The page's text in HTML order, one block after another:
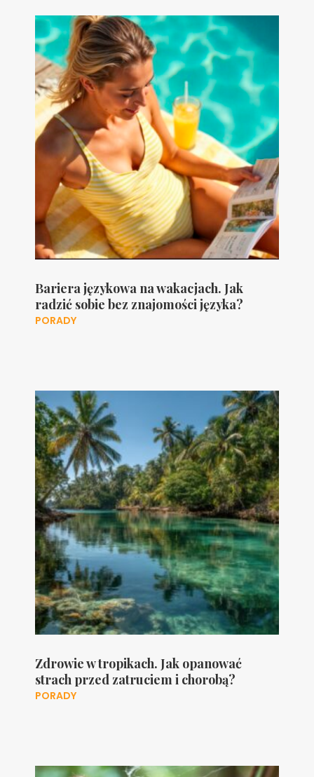
Bariera językowa na wakacjach. Jak
radzić sobie bez znajomości języka?
PORADY
Zdrowie w tropikach. Jak opanować
strach przed zatruciem i chorobą?
PORADY